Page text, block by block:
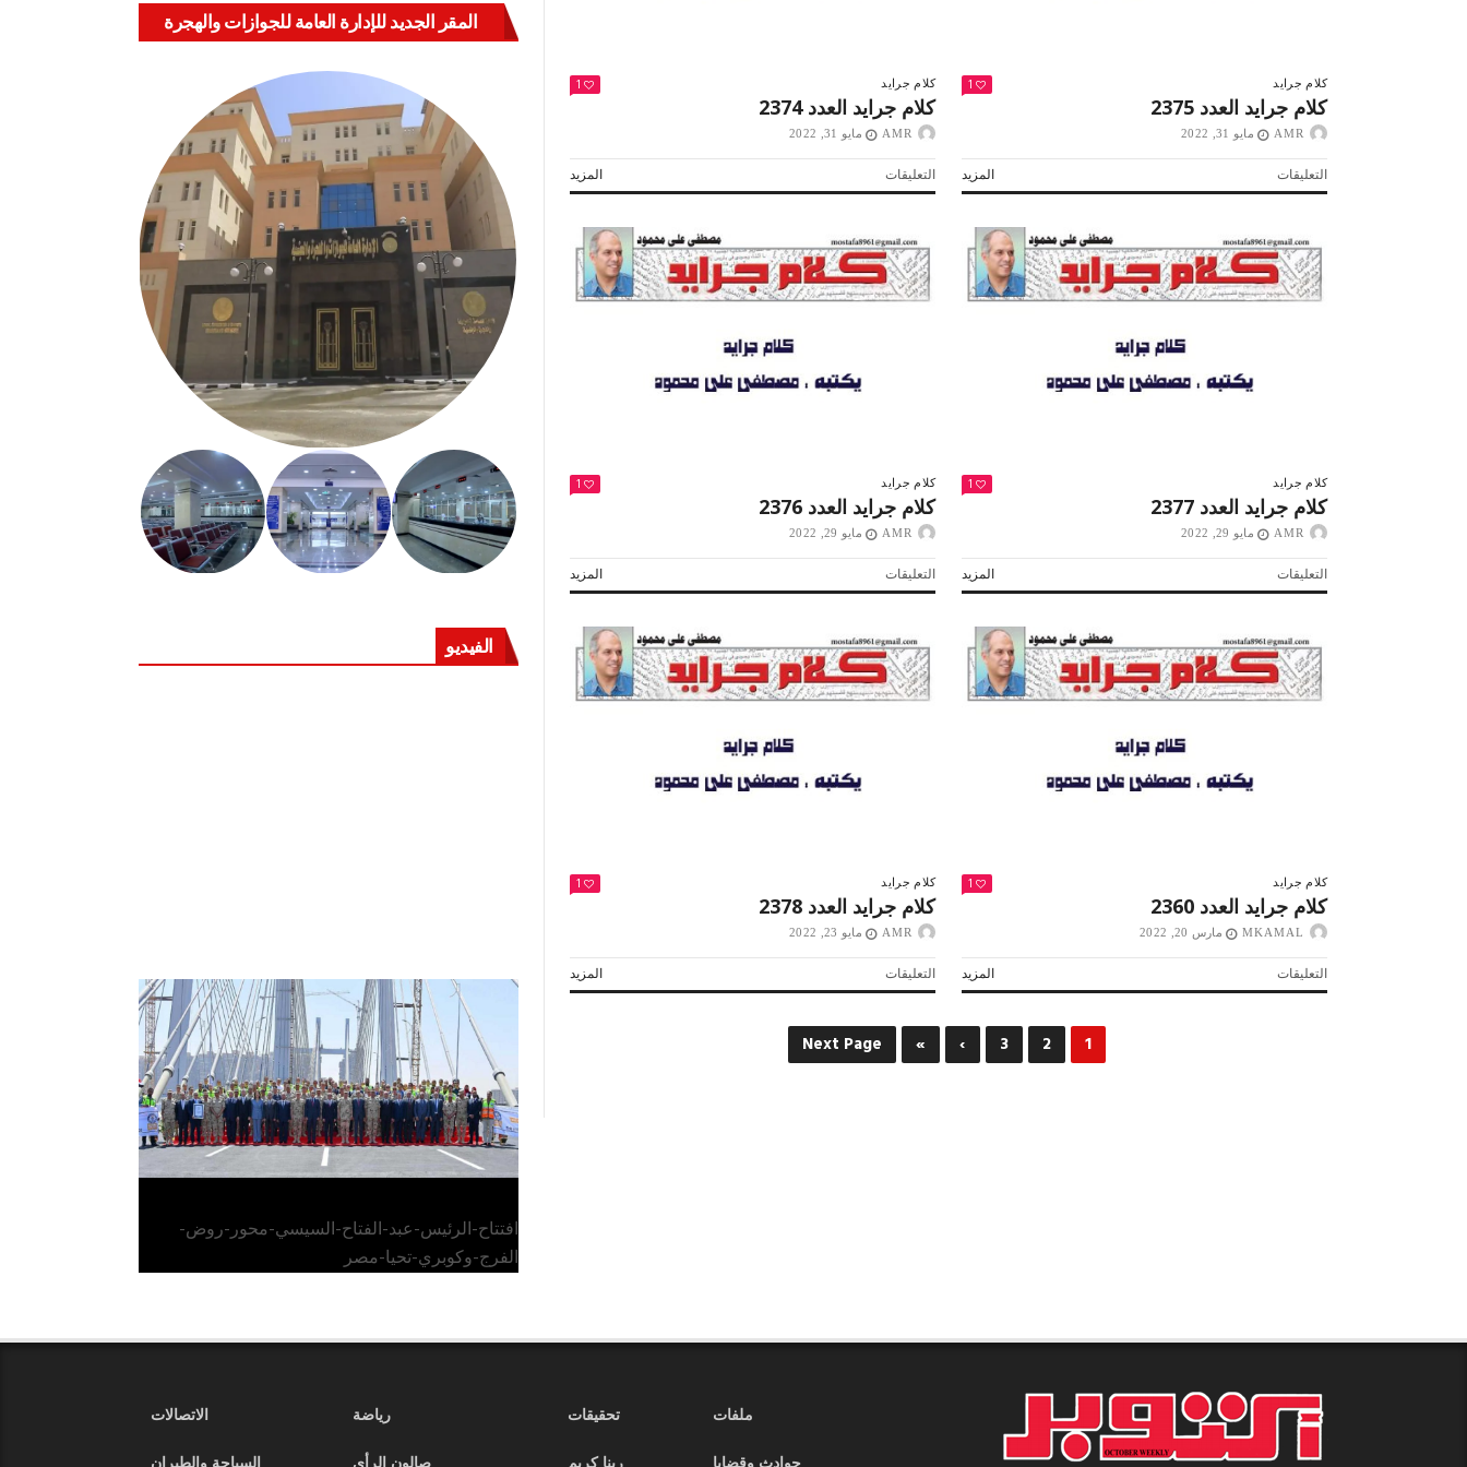
كلام جرايد 1
كلام جرايد العدد 2374
AMR مايو 31, 2022
المزيد التعليقاتعلى
كلام
العدد
2374
مغلقة
كلام جرايد 1
كلام جرايد العدد 2375
AMR مايو 31, 2022
المزيد التعليقاتعلى
كلام
العدد
2375
مغلقة
كلام جرايد 1
كلام جرايد العدد 2376
AMR مايو 29, 2022
المزيد التعليقاتعلى
كلام
العدد
2376
مغلقة
كلام جرايد 1
كلام جرايد العدد 2377
AMR مايو 29, 2022
المزيد التعليقاتعلى
كلام
العدد
2377
مغلقة
كلام جرايد 1
كلام جرايد العدد 2378
AMR مايو 23, 2022
المزيد التعليقاتعلى
كلام
2378
كلام جرايد 1
كلام جرايد العدد 2360
MKAMAL مارس 20, 2022
المزيد التعليقاتعلى
كلام
1
2
3
›
»
Next Page
المقر الجديد للإدارة العامة للجوازات والهجرة
الفيديو
الرئيس عبد الفتاح السيسي يفتتح محور روض
الفرج وكوبري تحيا مصر
افتتاح-الرئيس-عبد-الفتاح-السيسي-محور-روض-
الفرج-وكوبري-تحيا-مصر
رياضة
الاتصالات
ملفات
تحقيقات